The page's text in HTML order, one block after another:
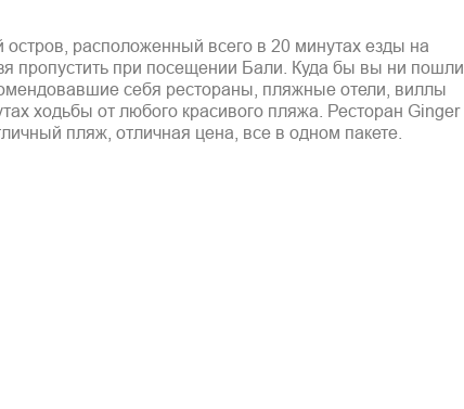
расположенный всего в 20 минутах езды на
пропустить при посещении Бали. Куда бы вы ни пошли,
себя рестораны, пляжные отели, виллы
ходьбы от любого красивого пляжа. Ресторан Ginger
пляж, отличная цена, все в одном пакете.